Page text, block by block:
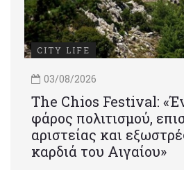
CITY LIFE
03/08/2026
Τhe Chios Festival:
φάρος πολιτισμού,
αριστείας και
καρδιά του Αιγαίου»